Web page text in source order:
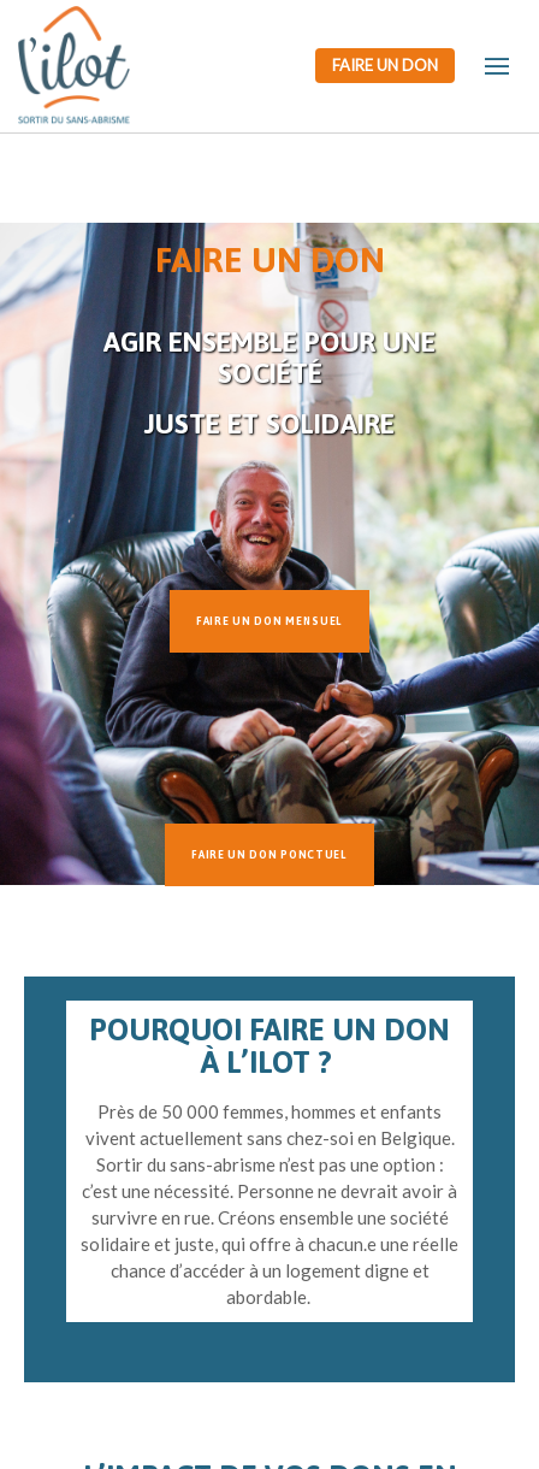
FAIRE UN DON
AGIR ENSEMBLE POUR UNE
SOCIÉTÉ
JUSTE ET SOLIDAIRE
FAIRE UN DON MENSUEL
FAIRE UN DON PONCTUEL
POURQUOI FAIRE UN DON
À L’ILOT ?
Près de 50 000 femmes, hommes et enfants
vivent actuellement sans chez-soi en Belgique.
Sortir du sans-abrisme n’est pas une option :
c’est une nécessité. Personne ne devrait avoir à
survivre en rue. Créons ensemble une société
solidaire et juste, qui offre à chacun.e une réelle
chance d’accéder à un logement digne et
abordable.
FAIRE UN DON